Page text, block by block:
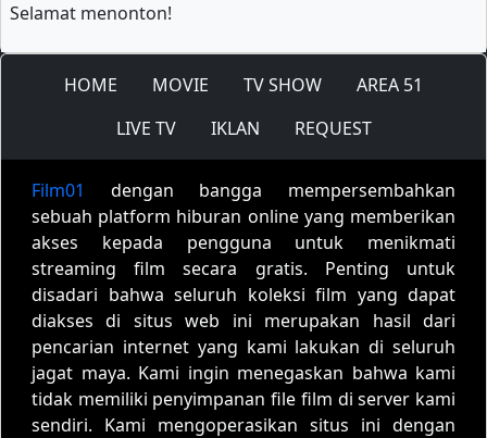
Selamat menonton!
HOME MOVIE TV SHOW
AREA 51
LIVE TV
IKLAN REQUEST
Film01
dengan bangga mempersembahkan
sebuah platform hiburan online yang memberikan
akses kepada pengguna untuk menikmati
streaming film secara gratis. Penting untuk
disadari bahwa seluruh koleksi film yang dapat
diakses di situs web ini merupakan hasil dari
pencarian internet yang kami lakukan di seluruh
jagat maya. Kami ingin menegaskan bahwa kami
tidak memiliki penyimpanan file film di server kami
sendiri. Kami mengoperasikan situs ini dengan